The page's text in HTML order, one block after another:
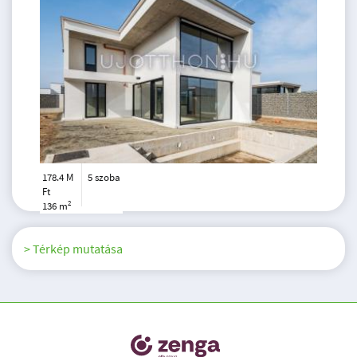
178.4 M
Ft
136 m2
5 szoba
> Térkép mutatása